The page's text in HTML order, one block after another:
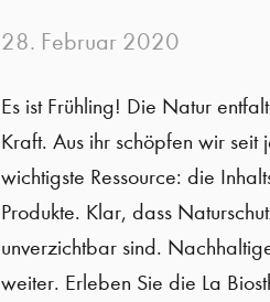
28. Februar 2020
Es ist Frühling! Die Natur
Kraft. Aus ihr schöpfen wir seit
wichtigste Ressource: die
Produkte. Klar, dass
unverzichtbar sind.
weiter. Erleben Sie die La